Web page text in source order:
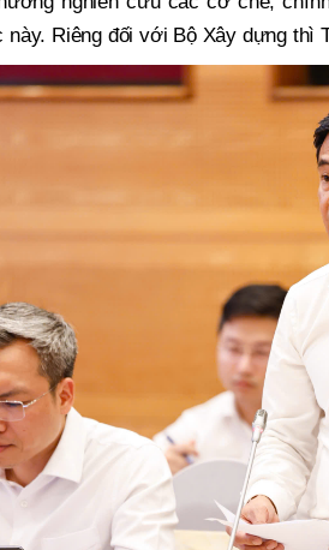
này. Riêng đối với Bộ Xây dựng thì